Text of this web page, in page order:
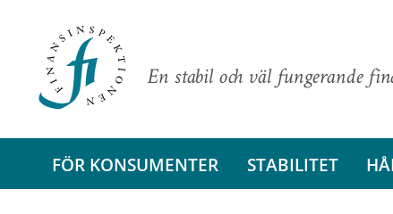
En stabil och väl fungerande
FÖR KONSUMENTER STABILITET